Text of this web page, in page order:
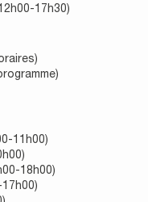
17h30)
11h00)
18h00)